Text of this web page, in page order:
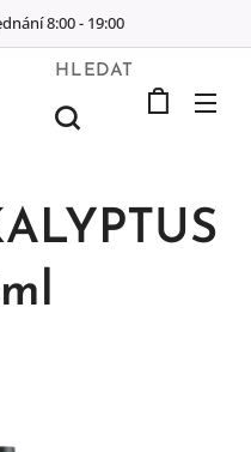
8:00 - 19:00
HLEDAT